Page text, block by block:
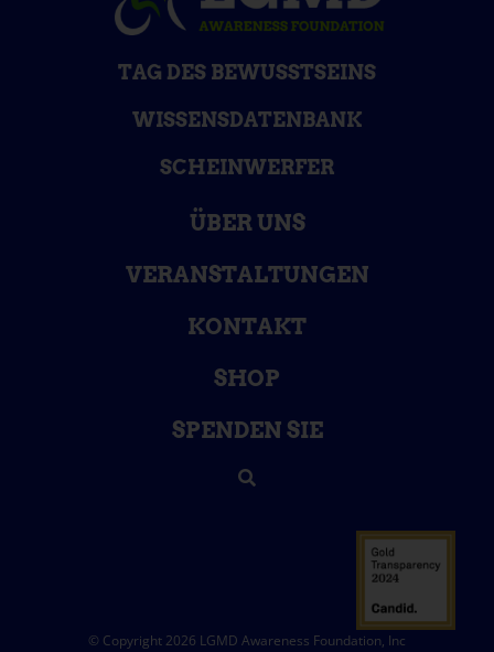
TAG DES BEWUSSTSEINS
WISSENSDATENBANK
SCHEINWERFER
ÜBER UNS
VERANSTALTUNGEN
KONTAKT
SHOP
SPENDEN SIE
© Copyright 2026 LGMD Awareness Foundation, Inc